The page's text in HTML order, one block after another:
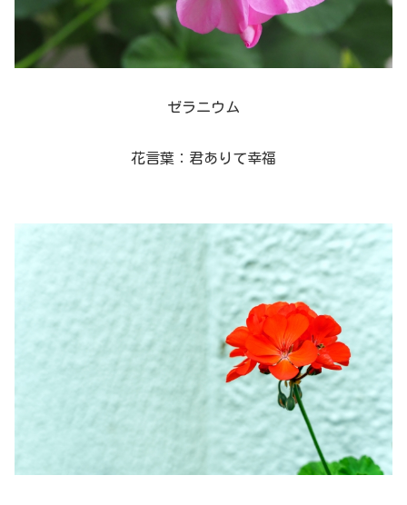
ゼラニウム
花言葉：君ありて幸福